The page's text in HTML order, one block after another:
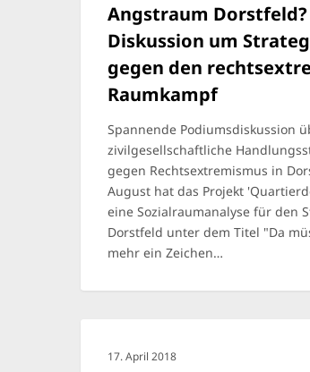
Angstraum Dorstfeld?
Diskussion um
gegen den
Raumkampf
Spannende Podiumsdiskussion
zivilgesellschaftliche
gegen Rechtsextremismus in
August hat das Projekt
eine Sozialraumanalyse für den
Dorstfeld unter dem Titel "Da
mehr ein Zeichen…
17. April 2018